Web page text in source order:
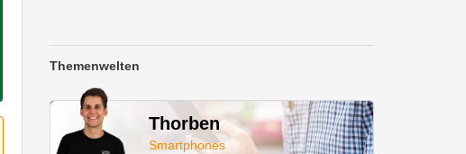
Themenwelten
Thorben
Smartphones